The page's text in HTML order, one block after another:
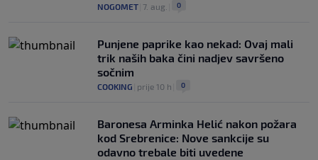
NOGOMET 7. aug. 0
Punjene paprike kao nekad: Ovaj mali
trik naših baka čini nadjev savršeno
sočnim
COOKING prije 10 h 0
Baronesa Arminka Helić nakon požara
kod Srebrenice: Nove sankcije su
odavno trebale biti uvedene